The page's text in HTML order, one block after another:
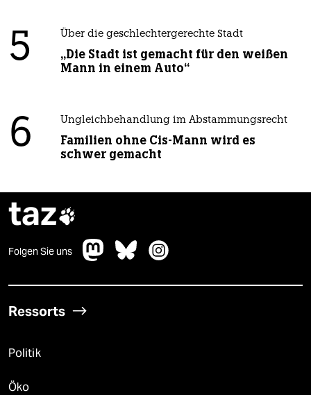
5 Über die geschlechtergerechte Stadt
„Die Stadt ist gemacht für den weißen
Mann in einem Auto“
6 Ungleichbehandlung im Abstammungsrecht
Familien ohne Cis-Mann wird es
schwer gemacht
taz
Folgen Sie uns
Ressorts
Politik
Öko